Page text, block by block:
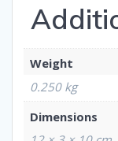
Weight
0.250 kg
Dimensions